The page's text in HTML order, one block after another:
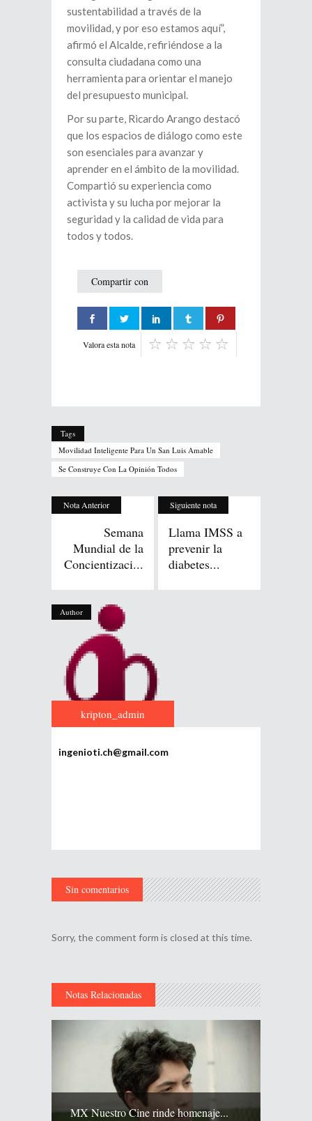
sustentabilidad a través de la
movilidad, y por eso estamos aquí”,
afirmó el Alcalde, refiriéndose a la
consulta ciudadana como una
herramienta para orientar el manejo
del presupuesto municipal.
Por su parte, Ricardo Arango destacó
que los espacios de diálogo como este
son esenciales para avanzar y
aprender en el ámbito de la movilidad.
Compartió su experiencia como
activista y su lucha por mejorar la
seguridad y la calidad de vida para
todos y todos.
Compartir con
Valora esta nota
Tags
Movilidad Inteligente Para Un San Luis Amable
Se Construye Con La Opinión Todos
Nota Anterior
Semana
Mundial de la
Concientizaci...
Siguiente nota
Llama IMSS a
prevenir la
diabetes...
Author
kripton_admin
ingenioti.ch@gmail.com
Sin comentarios
Sorry, the comment form is closed at this time.
Notas Relacionadas
MX Nuestro Cine rinde homenaje...